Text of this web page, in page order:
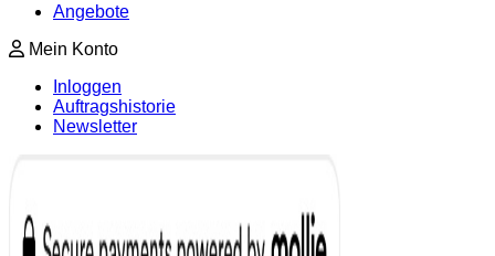
Angebote
Mein Konto
Inloggen
Auftragshistorie
Newsletter